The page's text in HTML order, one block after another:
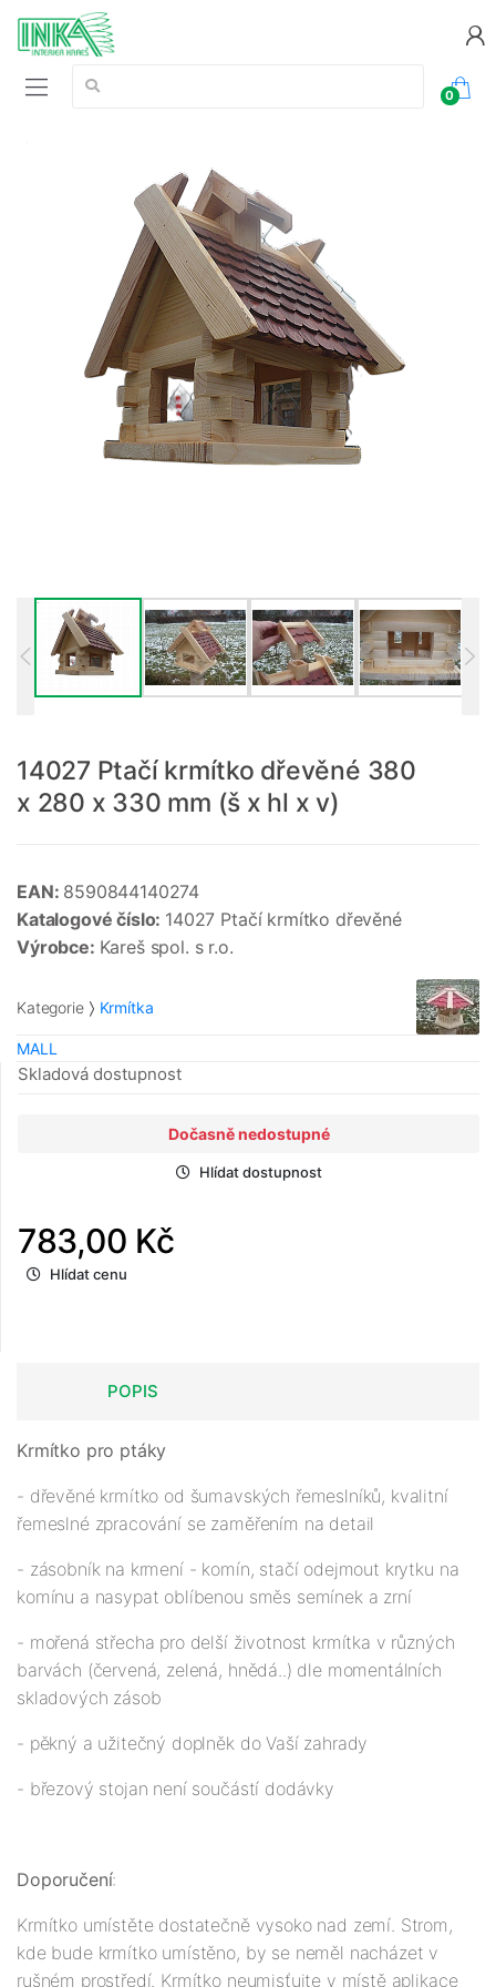
Vyhledávání:
0
14027 Ptačí krmítko dřevěné 380
x 280 x 330 mm (š x hl x v)
EAN: 8590844140274
Katalogové číslo: 14027 Ptačí krmítko dřevěné
Výrobce: Kareš spol. s r.o.
Kategorie Krmítka
MALL
Skladová dostupnost
Dočasně nedostupné
Hlídat dostupnost
783,00 Kč
Hlídat cenu
POPIS
Krmítko pro ptáky
- dřevěné krmítko od šumavských řemeslníků, kvalitní
řemeslné zpracování se zaměřením na detail
- zásobník na krmení - komín, stačí odejmout krytku na
komínu a nasypat oblíbenou směs semínek a zrní
- mořená střecha pro delší životnost krmítka v různých
barvách (červená, zelená, hnědá..) dle momentálních
skladových zásob
- pěkný a užitečný doplněk do Vaší zahrady
- březový stojan není součástí dodávky
Doporučení:
Krmítko umístěte dostatečně vysoko nad zemí. Strom,
kde bude krmítko umístěno, by se neměl nacházet v
rušném prostředí. Krmítko neumisťujte v místě aplikace